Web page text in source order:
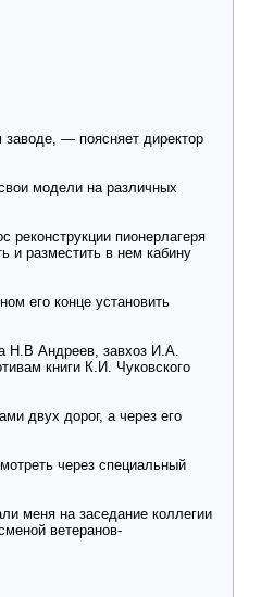
заводе, — поясняет директор
модели на различных
пионерлагеря
и разместить в нем кабину
его конце установить
Н.В Андреев, завхоз И.А.
книги К.И. Чуковского
двух дорог, а через его
через специальный
меня на заседание коллегии
ветеранов-